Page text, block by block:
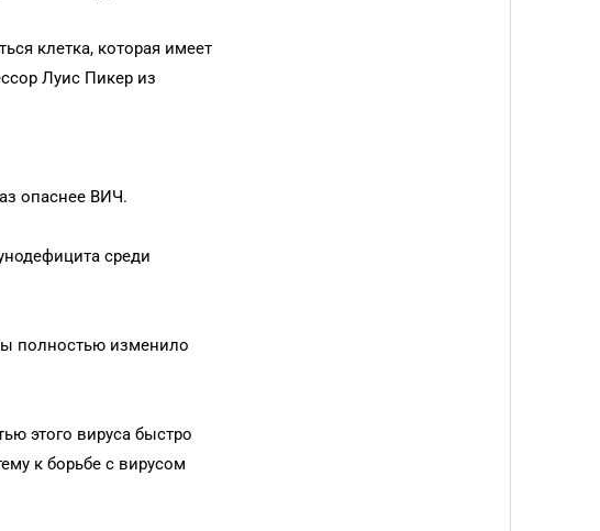
клетка, которая имеет
Луис Пикер из
опаснее ВИЧ.
среди
полностью изменило
этого вируса быстро
к борьбе с вирусом